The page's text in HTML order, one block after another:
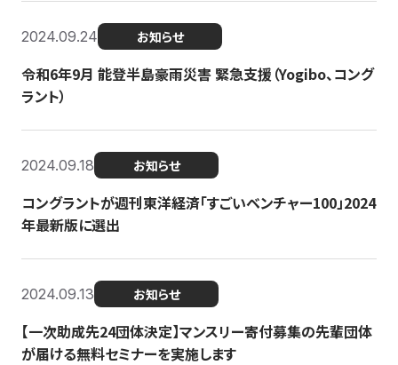
2024.09.24 お知らせ
令和6年9月 能登半島豪雨災害 緊急支援（Yogibo、コング
ラント）
2024.09.18 お知らせ
コングラントが週刊東洋経済「すごいベンチャー100」2024
年最新版に選出
2024.09.13 お知らせ
【一次助成先24団体決定】マンスリー寄付募集の先輩団体
が届ける無料セミナーを実施します